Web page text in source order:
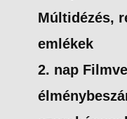
Múltidézés,
emlékek
2. nap